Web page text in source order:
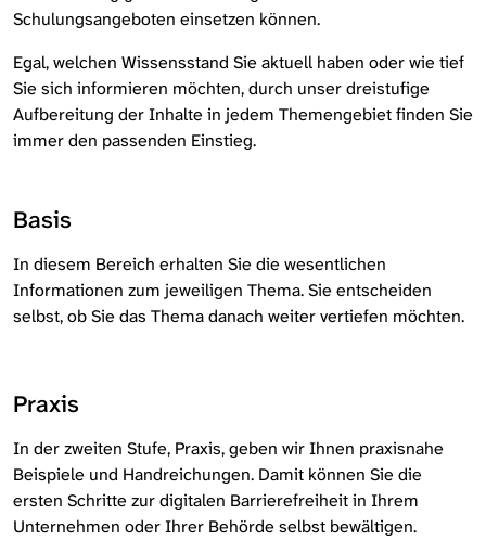
Schulungsangeboten einsetzen können.
Egal, welchen Wissensstand Sie aktuell haben oder wie tief
Sie sich informieren möchten, durch unser dreistufige
Aufbereitung der Inhalte in jedem Themengebiet finden Sie
immer den passenden Einstieg.
Basis
In diesem Bereich erhalten Sie die wesentlichen
Informationen zum jeweiligen Thema. Sie entscheiden
selbst, ob Sie das Thema danach weiter vertiefen möchten.
Praxis
In der zweiten Stufe, Praxis, geben wir Ihnen praxisnahe
Beispiele und Handreichungen. Damit können Sie die
ersten Schritte zur digitalen Barrierefreiheit in Ihrem
Unternehmen oder Ihrer Behörde selbst bewältigen.